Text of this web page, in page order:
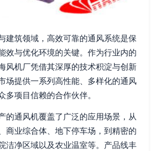
建筑领域，高效可靠的通风系统是保
效与优化环境的关键。作为行业内的
风机厂凭借其深厚的技术积淀与创新
场提供一系列高性能、多样化的通风
多项目信赖的合作伙伴。
的通风机覆盖了广泛的应用场景，从
商业综合体、地下停车场，到精密的
洁净区域以及农业温室等。产品线丰